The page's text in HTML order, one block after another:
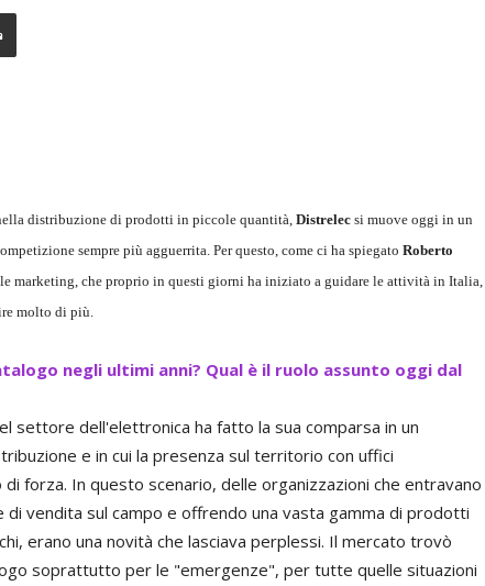
distribuzione di prodotti in piccole quantità, Distrelec si muove oggi in un
sempre più agguerrita. Per questo, come ci ha spiegato Roberto
marketing, che proprio in questi giorni ha iniziato a guidare le attività in Italia,
molto di più.
negli ultimi anni? Qual è il ruolo assunto oggi dal
settore dell'elettronica ha fatto la sua comparsa in un
e in cui la presenza sul territorio con uffici
forza. In questo scenario, delle organizzazioni che entravano
vendita sul campo e offrendo una vasta gamma di prodotti
erano una novità che lasciava perplessi. Il mercato trovò
soprattutto per le "emergenze", per tutte quelle situazioni